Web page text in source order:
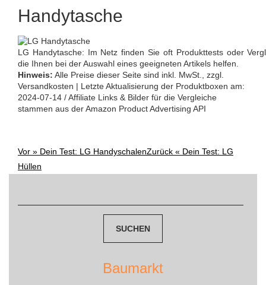
Handytasche
LG Handytasche: Im Netz finden Sie oft Produkttests oder
die Ihnen bei der Auswahl eines geeigneten Artikels helfen.
Hinweis: Alle Preise dieser Seite sind inkl. MwSt., zzgl.
Versandkosten | Letzte Aktualisierung der Produktboxen am:
2024-07-14 / Affiliate Links & Bilder für die Vergleiche
stammen aus der Amazon Product Advertising API
Post
Vor » Dein Test: LG HandyschalenZurück « Dein Test: LG
Hüllen
Baumarkt